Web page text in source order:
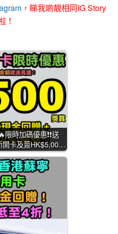
，睇我啲靚相同IG Story
！
時加碼優惠❗❗送
開卡及簽HK$5,00…